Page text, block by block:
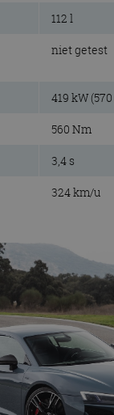
112 l
niet getest
419 kW
560 Nm
3,4 s
324 km/u